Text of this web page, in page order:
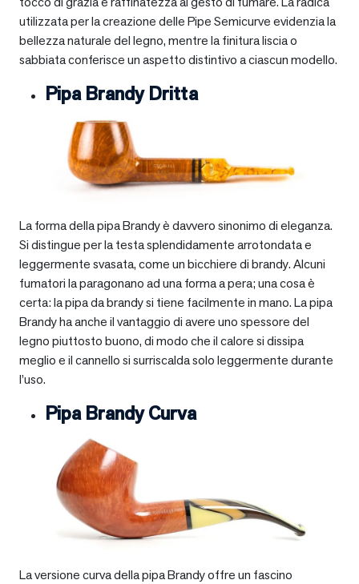
utilizzata per la creazione delle Pipe Semicurve evidenzia la
bellezza naturale del legno, mentre la finitura liscia o
sabbiata conferisce un aspetto distintivo a ciascun modello.
Pipa Brandy Dritta
La forma della pipa Brandy è davvero sinonimo di eleganza.
Si distingue per la testa splendidamente arrotondata e
leggermente svasata, come un bicchiere di brandy. Alcuni
fumatori la paragonano ad una forma a pera; una cosa è
certa: la pipa da brandy si tiene facilmente in mano. La pipa
Brandy ha anche il vantaggio di avere uno spessore del
legno piuttosto buono, di modo che il calore si dissipa
meglio e il cannello si surriscalda solo leggermente durante
l’uso.
Pipa Brandy Curva
La versione curva della pipa Brandy offre un fascino